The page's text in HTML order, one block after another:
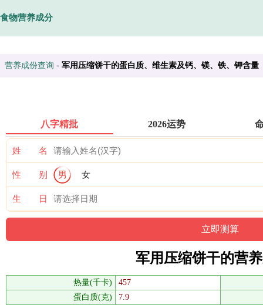
食物营养成分
营养成份查询 - 军用压缩饼干的蛋白质、维生素及钙、镁、铁、钾含量
八字精批 2026运势
姓 名
性 别 男 女
生 日
军用压缩饼干的营
热量(千卡)
457
蛋白质(克)
7.9